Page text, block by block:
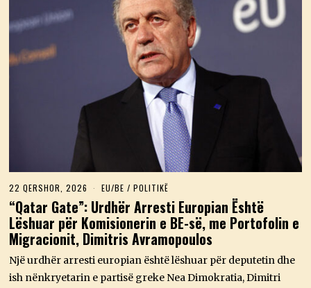
22 QERSHOR, 2026
2
Q
E
R
S
H
O
R
EU/BE / POLITIKË
“Qatar Gate”: Urdhër Arresti Europian Është
Lëshuar për Komisionerin e BE-së, me Portofolin e
Migracionit, Dimitris Avramopoulos
Një urdhër arresti europian është lëshuar për deputetin dhe
ish nënkryetarin e partisë greke Nea Dimokratia, Dimitri